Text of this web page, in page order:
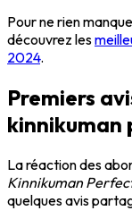
Pour ne rien
découvrez les
2024.
Premiers
kinnikuman
La réaction des
Kinnikuman
quelques avis